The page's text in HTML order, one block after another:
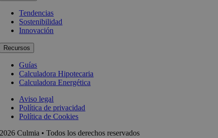
Tendencias
Sostenibilidad
Innovación
Recursos
Guías
Calculadora Hipotecaria
Calculadora Energética
Aviso legal
Política de privacidad
Política de Cookies
2026 Culmia • Todos los derechos reservados